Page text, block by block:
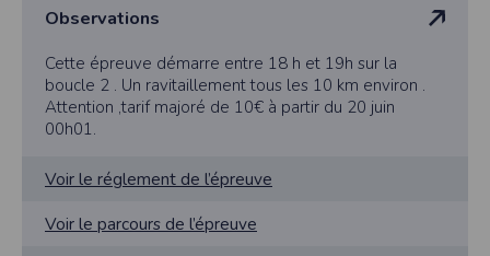
Observations
Cette épreuve démarre entre 18 h et 19h sur la
boucle 2 . Un ravitaillement tous les 10 km environ .
Attention ,tarif majoré de 10€ à partir du 20 juin
00h01.
Voir le réglement de l’épreuve
Voir le parcours de l’épreuve